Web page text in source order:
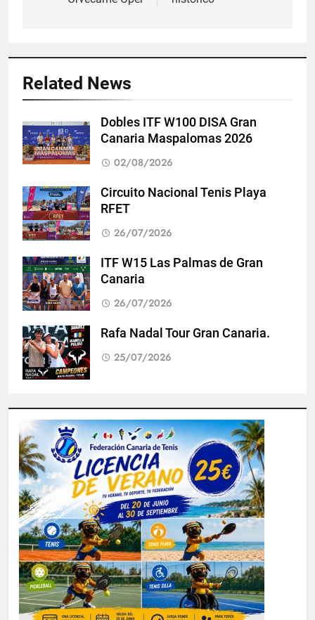
Related News
Dobles ITF W100 DISA Gran
Canaria Maspalomas 2026
02/08/2026
Circuito Nacional Tenis Playa
RFET
26/07/2026
ITF W15 Las Palmas de Gran
Canaria
26/07/2026
Rafa Nadal Tour Gran Canaria.
25/07/2026